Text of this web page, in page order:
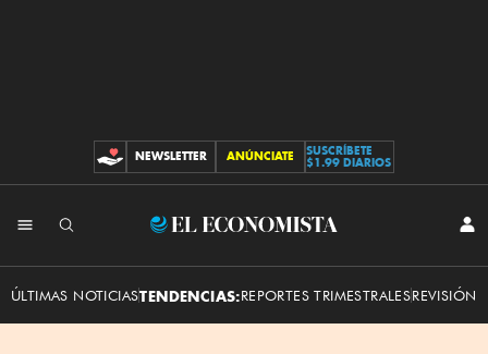
CONTRIBUCIONES
NEWSLETTER ANÚNCIATE
SUSCRÍBETE
$1.99 DIARIOS
El
ÚLTIMAS NOTICIASTENDENCIAS:REPORTES TRIMESTRALESREVISIÓN